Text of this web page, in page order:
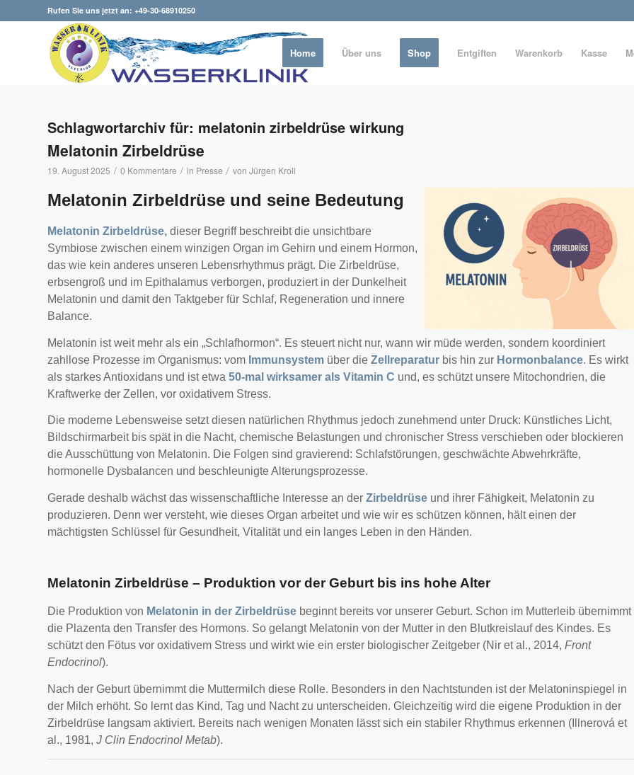
Rufen Sie uns jetzt an: +49-30-68910250
Home Über uns Shop Entgiften Warenkorb Kasse
Schlagwortarchiv für: melatonin zirbeldrüse wirkung
Melatonin Zirbeldrüse
19. August 2025 / 0 Kommentare / in Presse / von Jürgen Kroll
Melatonin Zirbeldrüse und seine Bedeutung
Melatonin Zirbeldrüse, dieser Begriff beschreibt die unsichtbare
Symbiose zwischen einem winzigen Organ im Gehirn und einem Hormon,
das wie kein anderes unseren Lebensrhythmus prägt. Die Zirbeldrüse,
erbsengroß und im Epithalamus verborgen, produziert in der Dunkelheit
Melatonin und damit den Taktgeber für Schlaf, Regeneration und innere
Balance.
Melatonin ist weit mehr als ein „Schlafhormon“. Es steuert nicht nur, wann wir müde werden, sondern koordiniert
zahllose Prozesse im Organismus: vom Immunsystem über die Zellreparatur bis hin zur Hormonbalance. Es wirkt
als starkes Antioxidans und ist etwa 50-mal wirksamer als Vitamin C und, es schützt unsere Mitochondrien, die
Kraftwerke der Zellen, vor oxidativem Stress.
Die moderne Lebensweise setzt diesen natürlichen Rhythmus jedoch zunehmend unter Druck: Künstliches Licht,
Bildschirmarbeit bis spät in die Nacht, chemische Belastungen und chronischer Stress verschieben oder blockieren
die Ausschüttung von Melatonin. Die Folgen sind gravierend: Schlafstörungen, geschwächte Abwehrkräfte,
hormonelle Dysbalancen und beschleunigte Alterungsprozesse.
Gerade deshalb wächst das wissenschaftliche Interesse an der Zirbeldrüse und ihrer Fähigkeit, Melatonin zu
produzieren. Denn wer versteht, wie dieses Organ arbeitet und wie wir es schützen können, hält einen der
mächtigsten Schlüssel für Gesundheit, Vitalität und ein langes Leben in den Händen.
Melatonin Zirbeldrüse – Produktion vor der Geburt bis ins hohe Alter
Die Produktion von Melatonin in der Zirbeldrüse beginnt bereits vor unserer Geburt. Schon im Mutterleib übernimmt
die Plazenta den Transfer des Hormons. So gelangt Melatonin von der Mutter in den Blutkreislauf des Kindes. Es
schützt den Fötus vor oxidativem Stress und wirkt wie ein erster biologischer Zeitgeber (Nir et al., 2014, Front
Endocrinol).
Nach der Geburt übernimmt die Muttermilch diese Rolle. Besonders in den Nachtstunden ist der Melatoninspiegel in
der Milch erhöht. So lernt das Kind, Tag und Nacht zu unterscheiden. Gleichzeitig wird die eigene Produktion in der
Zirbeldrüse langsam aktiviert. Bereits nach wenigen Monaten lässt sich ein stabiler Rhythmus erkennen (Illnerová et
al., 1981, J Clin Endocrinol Metab).